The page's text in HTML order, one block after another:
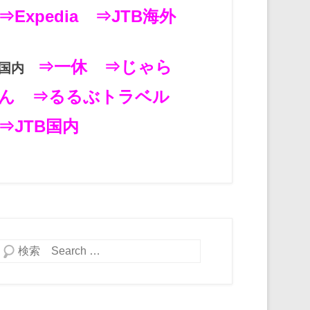
⇒JTB海外
内 ⇒一休
⇒じゃら
⇒るるぶトラベル
国内
索